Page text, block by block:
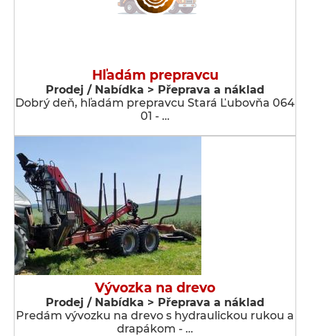
Hľadám prepravcu
Prodej / Nabídka > Přeprava a náklad
Dobrý deň, hľadám prepravcu Stará Ľubovňa 064
01 - …
Vývozka na drevo
Prodej / Nabídka > Přeprava a náklad
Predám vývozku na drevo s hydraulickou rukou a
drapákom - …